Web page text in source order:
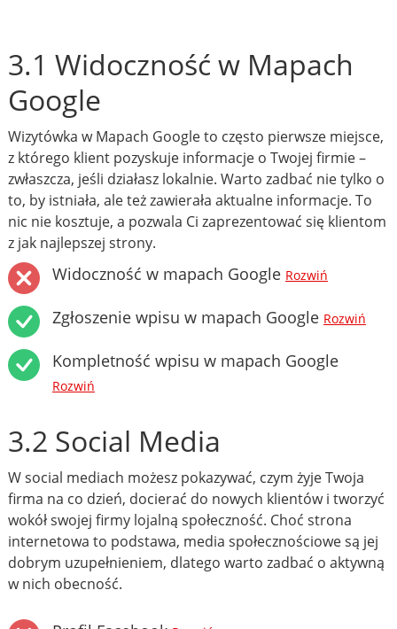
3.1 Widoczność w Mapach
Google
Wizytówka w Mapach Google to często pierwsze miejsce,
z którego klient pozyskuje informacje o Twojej firmie –
zwłaszcza, jeśli działasz lokalnie. Warto zadbać nie tylko o
to, by istniała, ale też zawierała aktualne informacje. To
nic nie kosztuje, a pozwala Ci zaprezentować się klientom
z jak najlepszej strony.
Widoczność w mapach Google Rozwiń
Zgłoszenie wpisu w mapach Google Rozwiń
Kompletność wpisu w mapach Google
Rozwiń
3.2 Social Media
W social mediach możesz pokazywać, czym żyje Twoja
firma na co dzień, docierać do nowych klientów i tworzyć
wokół swojej firmy lojalną społeczność. Choć strona
internetowa to podstawa, media społecznościowe są jej
dobrym uzupełnieniem, dlatego warto zadbać o aktywną
w nich obecność.